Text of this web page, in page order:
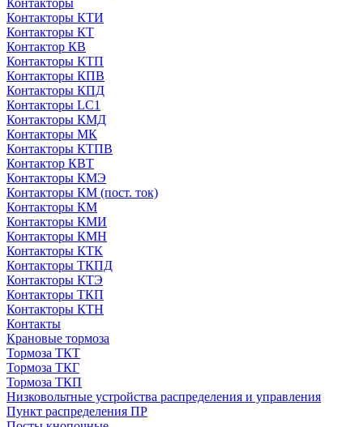
Контакторы
Контакторы КТИ
Контакторы КТ
Контактор КВ
Контакторы КТП
Контакторы КПВ
Контакторы КПД
Контакторы LC1
Контакторы КМД
Контакторы МК
Контакторы КТПВ
Контактор КВТ
Контакторы КМЭ
Контакторы КМ (пост. ток)
Контакторы КМ
Контакторы КМИ
Контакторы КМН
Контакторы КТК
Контакторы ТКПД
Контакторы КТЭ
Контакторы ТКП
Контакторы КТН
Контакты
Крановые тормоза
Тормоза ТКТ
Тормоза ТКГ
Тормоза ТКП
Низковольтные устройства распределения и управления
Пункт распределения ПР